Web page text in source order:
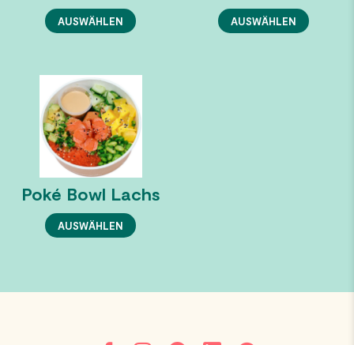
AUSWÄHLEN AUSWÄHLEN
Poké Bowl Lachs
AUSWÄHLEN